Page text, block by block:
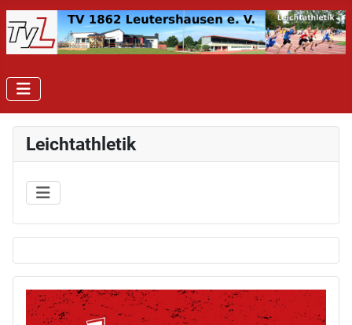
Leichtathletik